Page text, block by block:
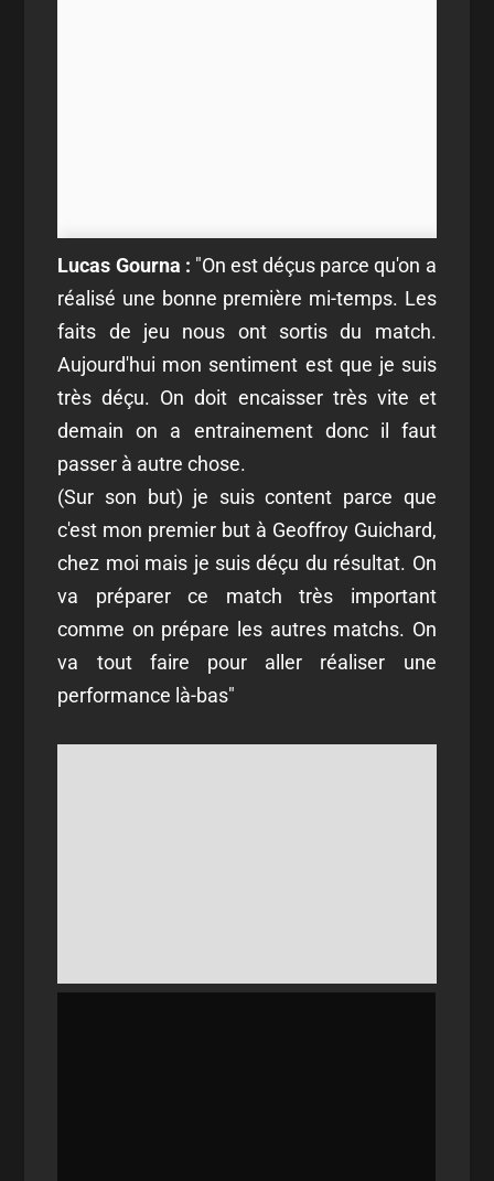
Lucas Gourna : "On est déçus parce qu'on a
réalisé une bonne première mi-temps. Les
faits de jeu nous ont sortis du match.
Aujourd'hui mon sentiment est que je suis
très déçu. On doit encaisser très vite et
demain on a entrainement donc il faut
passer à autre chose.
(Sur son but) je suis content parce que
c'est mon premier but à Geoffroy Guichard,
chez moi mais je suis déçu du résultat. On
va préparer ce match très important
comme on prépare les autres matchs. On
va tout faire pour aller réaliser une
performance là-bas"